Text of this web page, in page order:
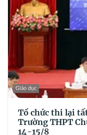
Giáo dục
Tổ chức thi lại
Trường THPT
14-15/8